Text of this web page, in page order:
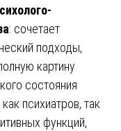
: сочетает
подходы,
картину
состояния
психиатров, так
функций,